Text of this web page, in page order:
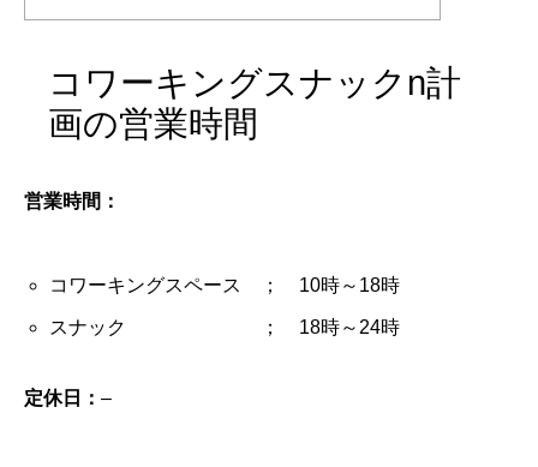
コワーキングスナックn計
画の営業時間
営業時間：
コワーキングスペース ； 10時～18時
スナック ； 18時～24時
定休日： –